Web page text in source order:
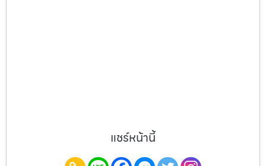
แชร์หน้านี้